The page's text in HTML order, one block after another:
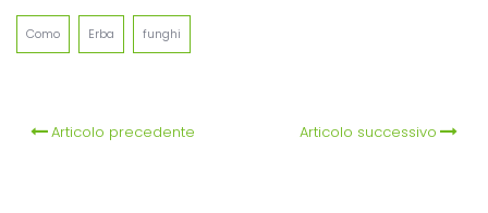
Como Erba funghi
Articolo precedente Articolo successivo